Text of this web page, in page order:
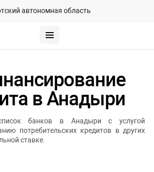
автономная область
в Анадыри
банков в Анадыри с услугой
потребительских кредитов в других
ставке.